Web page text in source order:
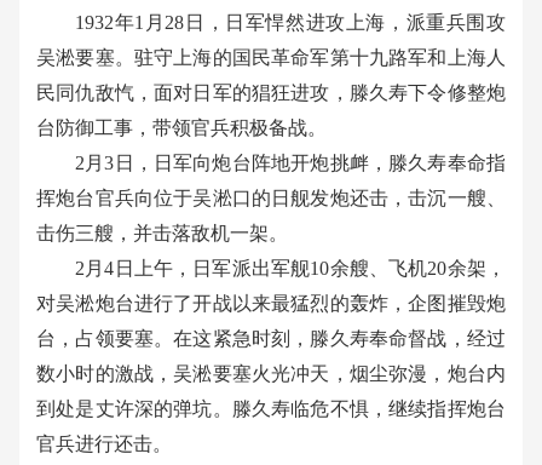
1932年1 月 28 日，日军悍然进攻上海，派重兵围攻
吴淞要塞。驻守上海的国民革命军第十九路军和上海人
民同仇敌忾，面对日军的猖狂进攻，滕久寿下令修整炮
台防御工事，带领官兵积极备战。
2 月3 日，日军向炮台阵地开炮挑衅，滕久寿奉命指
挥炮台官兵向位于吴淞口的日舰发炮还击，击沉一艘、
击伤三艘，并击落敌机一架。
2 月4 日上午，日军派出军舰10余艘、飞机20余架，
对吴淞炮台进行了开战以来最猛烈的轰炸，企图摧毁炮
台，占领要塞。在这紧急时刻，滕久寿奉命督战，经过
数小时的激战，吴淞要塞火光冲天，烟尘弥漫，炮台内
到处是丈许深的弹坑。滕久寿临危不惧，继续指挥炮台
官兵进行还击。